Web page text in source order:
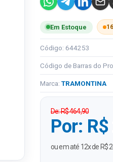
Em Estoque
Código: 644253
Código de Barras do
Marca: TRAMONTINA
De: R$ 464,90
Por:
ou em até 12x de R$